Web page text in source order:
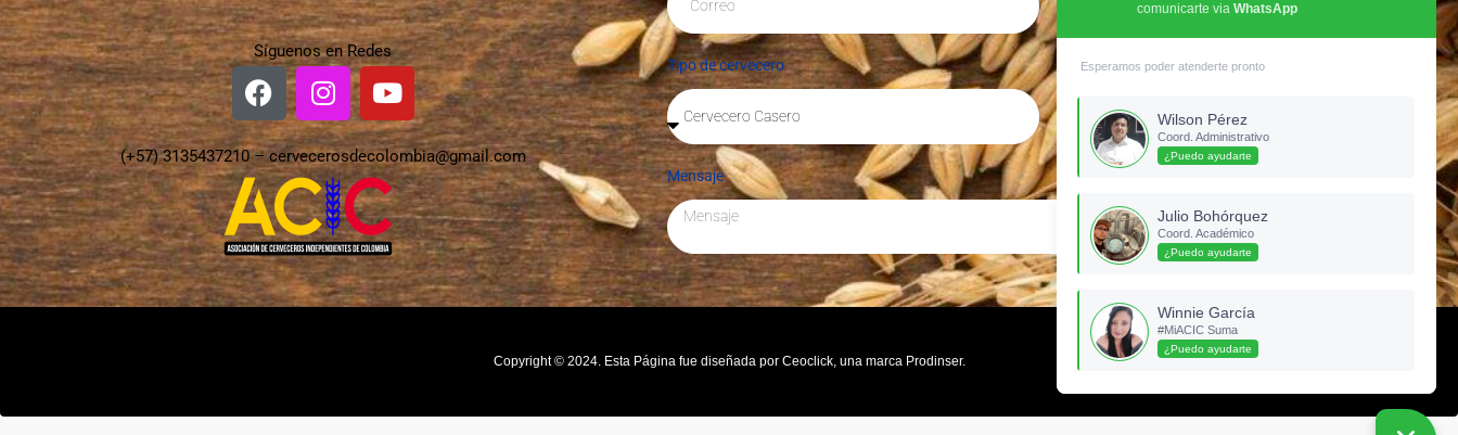
Síguenos en Redes
(+57) 3135437210 –cervecerosdecolombia@gmail.com
Tipo de cervecero Ubicación
Mensaje
Copyright © 2024. Esta Página fue diseñada por Ceoclick, una marca Prodinser.
comunicarte via WhatsApp
Esperamos poder atenderte pronto
Wilson Pérez
Coord. Administrativo
¿Puedo ayudarte
Julio Bohórquez
Coord. Académico
¿Puedo ayudarte
Winnie García
#MiACIC Suma
¿Puedo ayudarte